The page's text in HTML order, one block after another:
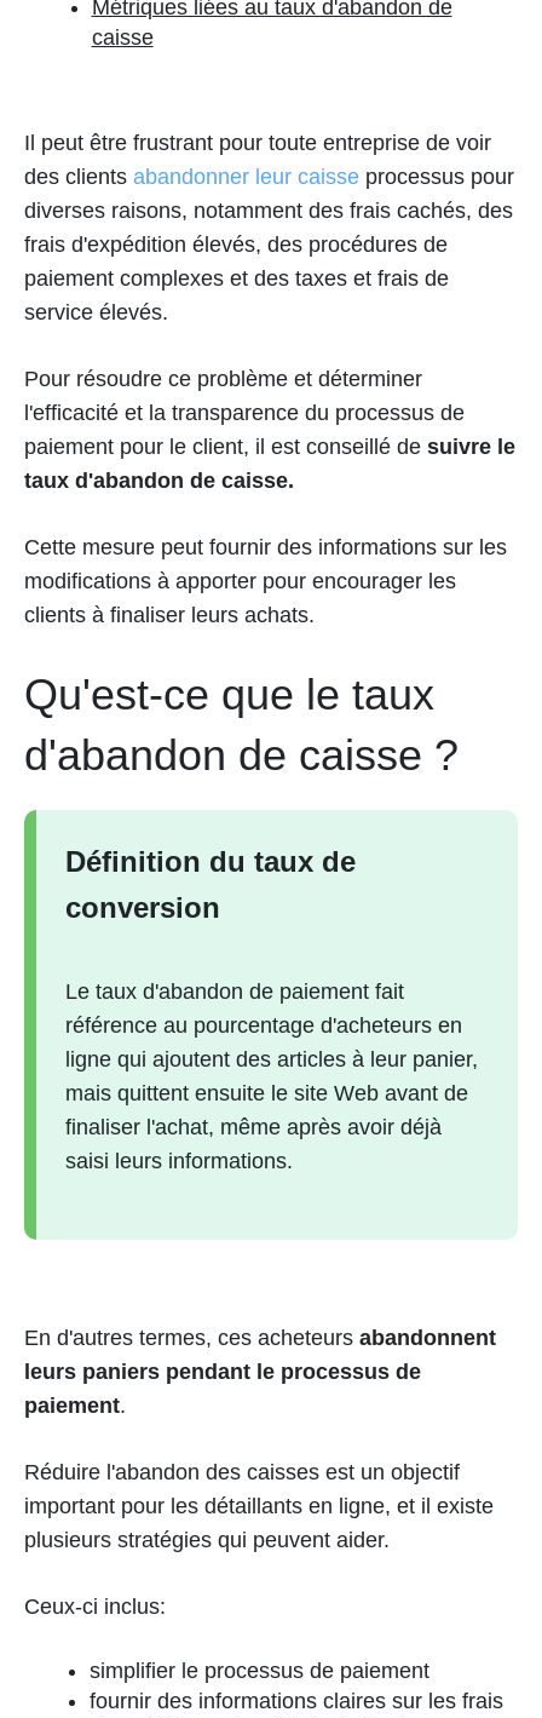
Métriques liées au taux d'abandon de
caisse
Il peut être frustrant pour toute entreprise de voir
des clients abandonner leur caisse processus pour
diverses raisons, notamment des frais cachés, des
frais d'expédition élevés, des procédures de
paiement complexes et des taxes et frais de
service élevés.
Pour résoudre ce problème et déterminer
l'efficacité et la transparence du processus de
paiement pour le client, il est conseillé de suivre le
taux d'abandon de caisse.
Cette mesure peut fournir des informations sur les
modifications à apporter pour encourager les
clients à finaliser leurs achats.
Qu'est-ce que le taux
d'abandon de caisse ?
Définition du taux de
conversion
Le taux d'abandon de paiement fait
référence au pourcentage d'acheteurs en
ligne qui ajoutent des articles à leur panier,
mais quittent ensuite le site Web avant de
finaliser l'achat, même après avoir déjà
saisi leurs informations.
En d'autres termes, ces acheteurs abandonnent
leurs paniers pendant le processus de
paiement.
Réduire l'abandon des caisses est un objectif
important pour les détaillants en ligne, et il existe
plusieurs stratégies qui peuvent aider.
Ceux-ci inclus:
simplifier le processus de paiement
fournir des informations claires sur les frais